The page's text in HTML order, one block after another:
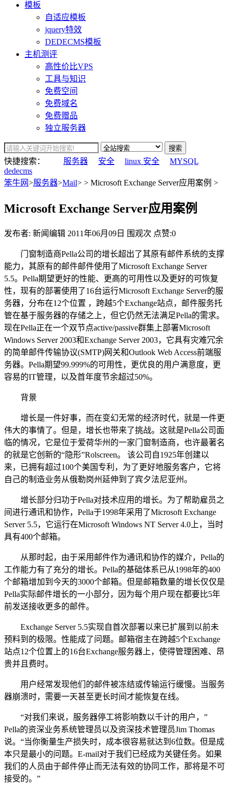
模板
自适应模板
jquery特效
DEDECMS模板
主机测评
高性价比VPS
工具与知识
免费空间
免费域名
免费赠品
独立服务器
搜索
快捷搜索： 服务器 安全 linux 安全
MYSQL
dedecms
笨牛网>服务器>Mail> > Microsoft Exchange Server应用案例 >
Microsoft Exchange Server应用案例
发布者: 新闻编辑 2011年06月09日 围观次 点赞:0
门窗制造商Pella公司的增长超出了其原有邮件系统的支撑
能力，其原有的邮件邮件使用了Microsoft Exchange Server
5.5。Pella期望更好的性能、更高的可用性以及更好的可恢复
性，现有的部署使用了16台运行Microsoft Exchange Server的服
务器，分布在12个位置 ，跨越5个Exchange站点，邮件服务托
管在基于服务器的存储之上，但它仍然无法满足Pella的需求。
现在Pella正在一个双节点active/passive群集上部署Microsoft
Windows Server 2003和Exchange Server 2003，它具有灾难冗余
的简单邮件传输协议(SMTP)网关和Outlook Web Access前端服
务器。Pella期望99.999%的可用性，更优良的用户满意度，更
容易的IT管理，以及首年度节余超过50%。
背景
增长是一件好事，而在变幻无常的经济时代，就是一件更
伟大的事情了。但是，增长也带来了挑战。这就是Pella公司面
临的情况，它是位于爱荷华州的一家门窗制造商，也许最著名
的就是它创新的“隐形”Rolscreen。 该公司自1925年创建以
来，已拥有超过100个美国专利，为了更好地服务客户，它将
自己的制造业务从俄勒岗州延伸到了宾夕法尼亚州。
增长部分归功于Pella对技术应用的增长。为了帮助雇员之
间进行通讯和协作，Pella于1998年采用了Microsoft Exchange
Server 5.5，它运行在Microsoft Windows NT Server 4.0上，当时
具有400个邮箱。
从那时起，由于采用邮件作为通讯和协作的媒介，Pella的
工作能力有了充分的增长。Pella的基础体系已从1998年的400
个邮箱增加到今天的3000个邮箱。但是邮箱数量的增长仅仅是
Pella实际邮件增长的一小部分，因为每个用户现在都要比5年
前发送接收更多的邮件。
Exchange Server 5.5实现自首次部署以来已扩展到以前未
预料到的极限。性能成了问题。邮箱宿主在跨越5个Exchange
站点12个位置上的16台Exchange服务器上，使得管理困难、昂
贵并且费时。
用户经常发现他们的邮件被冻结或传输运行缓慢。当服务
器崩溃时，需要一天甚至更长时间才能恢复在线。
“对我们来说，服务器停工将影响数以千计的用户，”
Pella的资深业务系统管理员以及资深技术管理员Jim Thomas
说。“当你衡量生产损失时，成本很容易就达到6位数。但是成
本只是最小的问题。E-mail对于我们已经成为关键任务。如果
我们的人员由于邮件停止而无法有效的协同工作，那将是不可
接受的。”